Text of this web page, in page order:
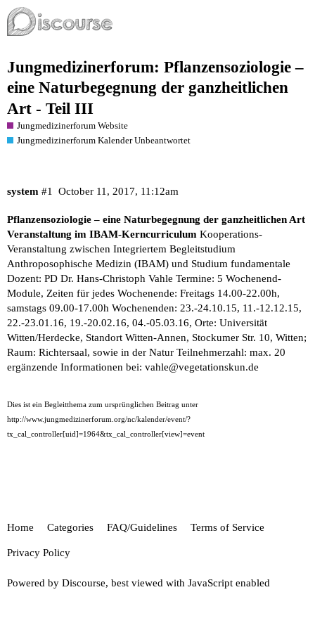
Jungmedizinerforum: Pflanzensoziologie –
eine Naturbegegnung der ganzheitlichen
Art - Teil III
Jungmedizinerforum Website
Jungmedizinerforum Kalender Unbeantwortet
system October 11, 2017, 11:12am
#1
Pflanzensoziologie – eine Naturbegegnung der ganzheitlichen Art
Veranstaltung im IBAM-Kerncurriculum Kooperations-
Veranstaltung zwischen Integriertem Begleitstudium
Anthroposophische Medizin (IBAM) und Studium fundamentale
Dozent: PD Dr. Hans-Christoph Vahle Termine: 5 Wochenend-
Module, Zeiten für jedes Wochenende: Freitags 14.00-22.00h,
samstags 09.00-17.00h Wochenenden: 23.-24.10.15, 11.-12.12.15,
22.-23.01.16, 19.-20.02.16, 04.-05.03.16, Orte: Universität
Witten/Herdecke, Standort Witten-Annen, Stockumer Str. 10, Witten;
Raum: Richtersaal, sowie in der Natur Teilnehmerzahl: max. 20
ergänzende Informationen bei: vahle@vegetationskun.de
Dies ist ein Begleitthema zum ursprünglichen Beitrag unter
http://www.jungmedizinerforum.org/nc/kalender/event/?
tx_cal_controller[uid]=1964&tx_cal_controller[view]=event
Home Categories FAQ/Guidelines Terms of Service
Privacy Policy
Powered by Discourse, best viewed with JavaScript enabled